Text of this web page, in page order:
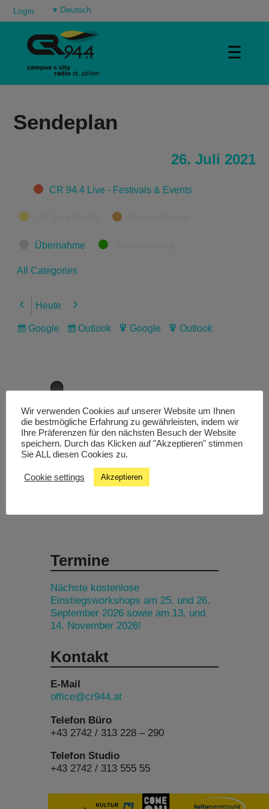
Login ▾
☰
Sendeplan
26. Juli 2021
CategoriesCR 94.4 Live - Festivals & Events
Übernahme
All Categories
Previous
Heute Next
Subscribe
Google
Subscribe
Outlook
Export
Google
Export
Outlook
Livestream
Studiochat
Termine
Nächste kostenlose
Einstiegsworkshops am 25. und 26.
September 2026 sowie am 13. und
14. November 2026!
Kontakt
E-Mail
office@cr944.at
Telefon Büro
+43 2742 / 313 228 – 290
Telefon Studio
+43 2742 / 313 555 55
Wir verwenden Cookies auf unserer Website um Ihnen
die bestmögliche Erfahrung zu gewährleisten, indem wir
Ihre Präferenzen für den nächsten Besuch der Website
speichern. Durch das Klicken auf "Akzeptieren" stimmen
Sie ALL diesen Cookies zu.
Cookie settings Akzeptieren